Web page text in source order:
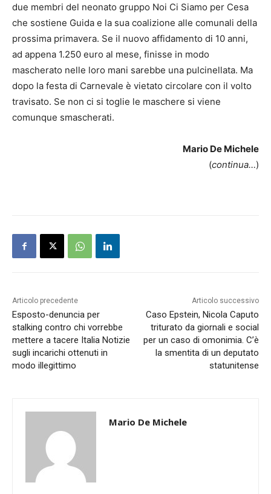
due membri del neonato gruppo Noi Ci Siamo per Cesa
che sostiene Guida e la sua coalizione alle comunali della
prossima primavera. Se il nuovo affidamento di 10 anni,
ad appena 1.250 euro al mese, finisse in modo
mascherato nelle loro mani sarebbe una pulcinellata. Ma
dopo la festa di Carnevale è vietato circolare con il volto
travisato. Se non ci si toglie le maschere si viene
comunque smascherati.
Mario De Michele
(continua…)
Articolo precedente
Esposto-denuncia per
stalking contro chi vorrebbe
mettere a tacere Italia Notizie
sugli incarichi ottenuti in
modo illegittimo
Articolo successivo
Caso Epstein, Nicola Caputo
triturato da giornali e social
per un caso di omonimia. C’è
la smentita di un deputato
statunitense
Mario De Michele